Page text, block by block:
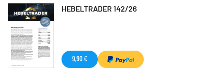
HEBELTRADER 142/26
9,90 €